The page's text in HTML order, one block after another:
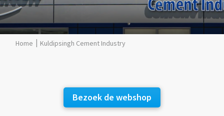
Kuldipsingh Cement Industry
Bezoek de webshop